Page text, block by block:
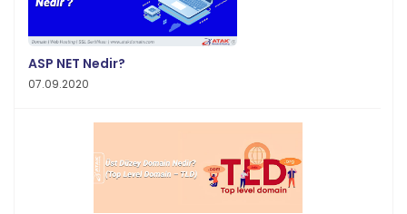
ASP NET Nedir?
07.09.2020